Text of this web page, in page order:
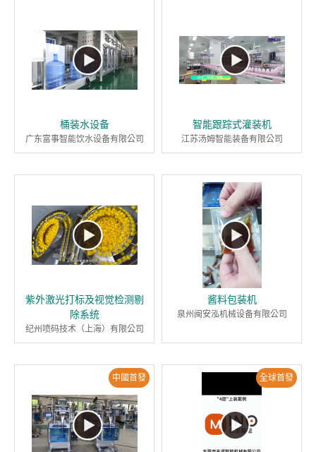
桶装水设备
广东富事智能饮水设备有限公司
智能跟踪式灌装机
江苏汤姆智能装备有限公司
紫外激光打标及视觉检测剔
除系统
纪州喷码技术（上海）有限公司
酱料包装机
泉州闽安泓机械设备有限公司
中國首發 全球首發